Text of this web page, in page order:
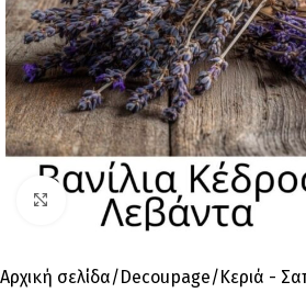
Click to enlarge
Αρχική σελίδα Decoupage
Κεριά -